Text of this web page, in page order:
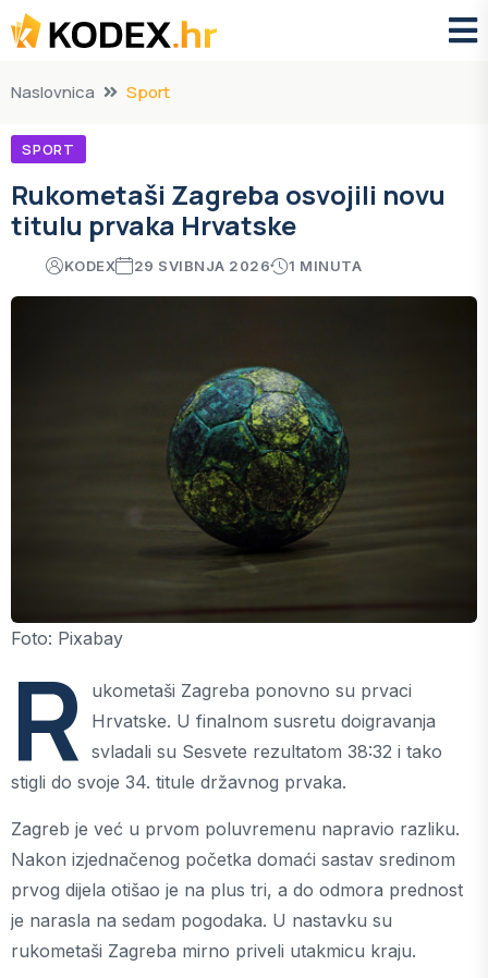
Naslovnica Sport
SPORT
Rukometaši Zagreba osvojili novu
titulu prvaka Hrvatske
KODEX 29 SVIBNJA 2026 1 MINUTA
Foto: Pixabay
R
ukometaši Zagreba ponovno su prvaci
Hrvatske. U finalnom susretu doigravanja
svladali su Sesvete rezultatom 38:32 i tako
stigli do svoje 34. titule državnog prvaka.
Zagreb je već u prvom poluvremenu napravio razliku.
Nakon izjednačenog početka domaći sastav sredinom
prvog dijela otišao je na plus tri, a do odmora prednost
je narasla na sedam pogodaka. U nastavku su
rukometaši Zagreba mirno priveli utakmicu kraju.